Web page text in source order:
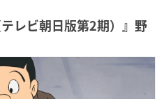
レビ朝日版第2期）』野